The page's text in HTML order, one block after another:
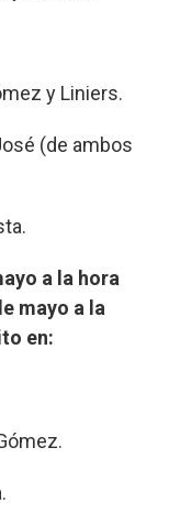
y Liniers.
(de ambos
a la hora
mayo a la
en: